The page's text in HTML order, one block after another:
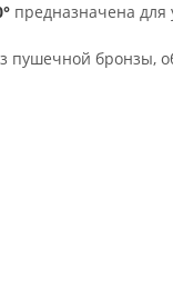
предназначена для
пушечной